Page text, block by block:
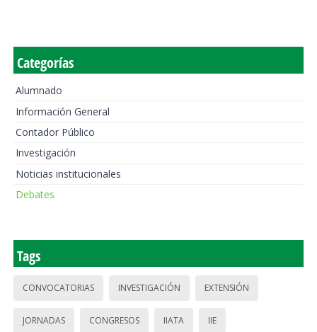
Categorías
Alumnado
Información General
Contador Público
Investigación
Noticias institucionales
Debates
Tags
CONVOCATORIAS INVESTIGACIÓN EXTENSIÓN
JORNADAS CONGRESOS IIATA IIE